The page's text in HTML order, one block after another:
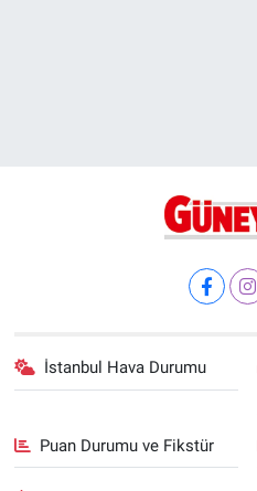
İstanbul Hava Durumu
Puan Durumu ve Fikstür